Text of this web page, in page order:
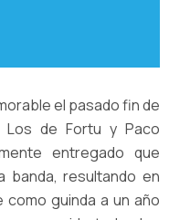
el pasado fin de
Los de Fortu y Paco
entregado que
banda, resultando en
como guinda a un año